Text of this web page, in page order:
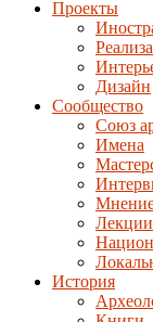
Проекты
Дизайн
Сообщество
Союз
Имена
Мнение
История